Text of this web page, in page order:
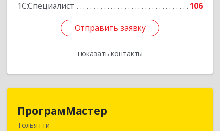
1С:Специалист
106
Отправить заявку
Показать контакты
Отправить заявку
Назад
ПрограмМастер
Тольятти